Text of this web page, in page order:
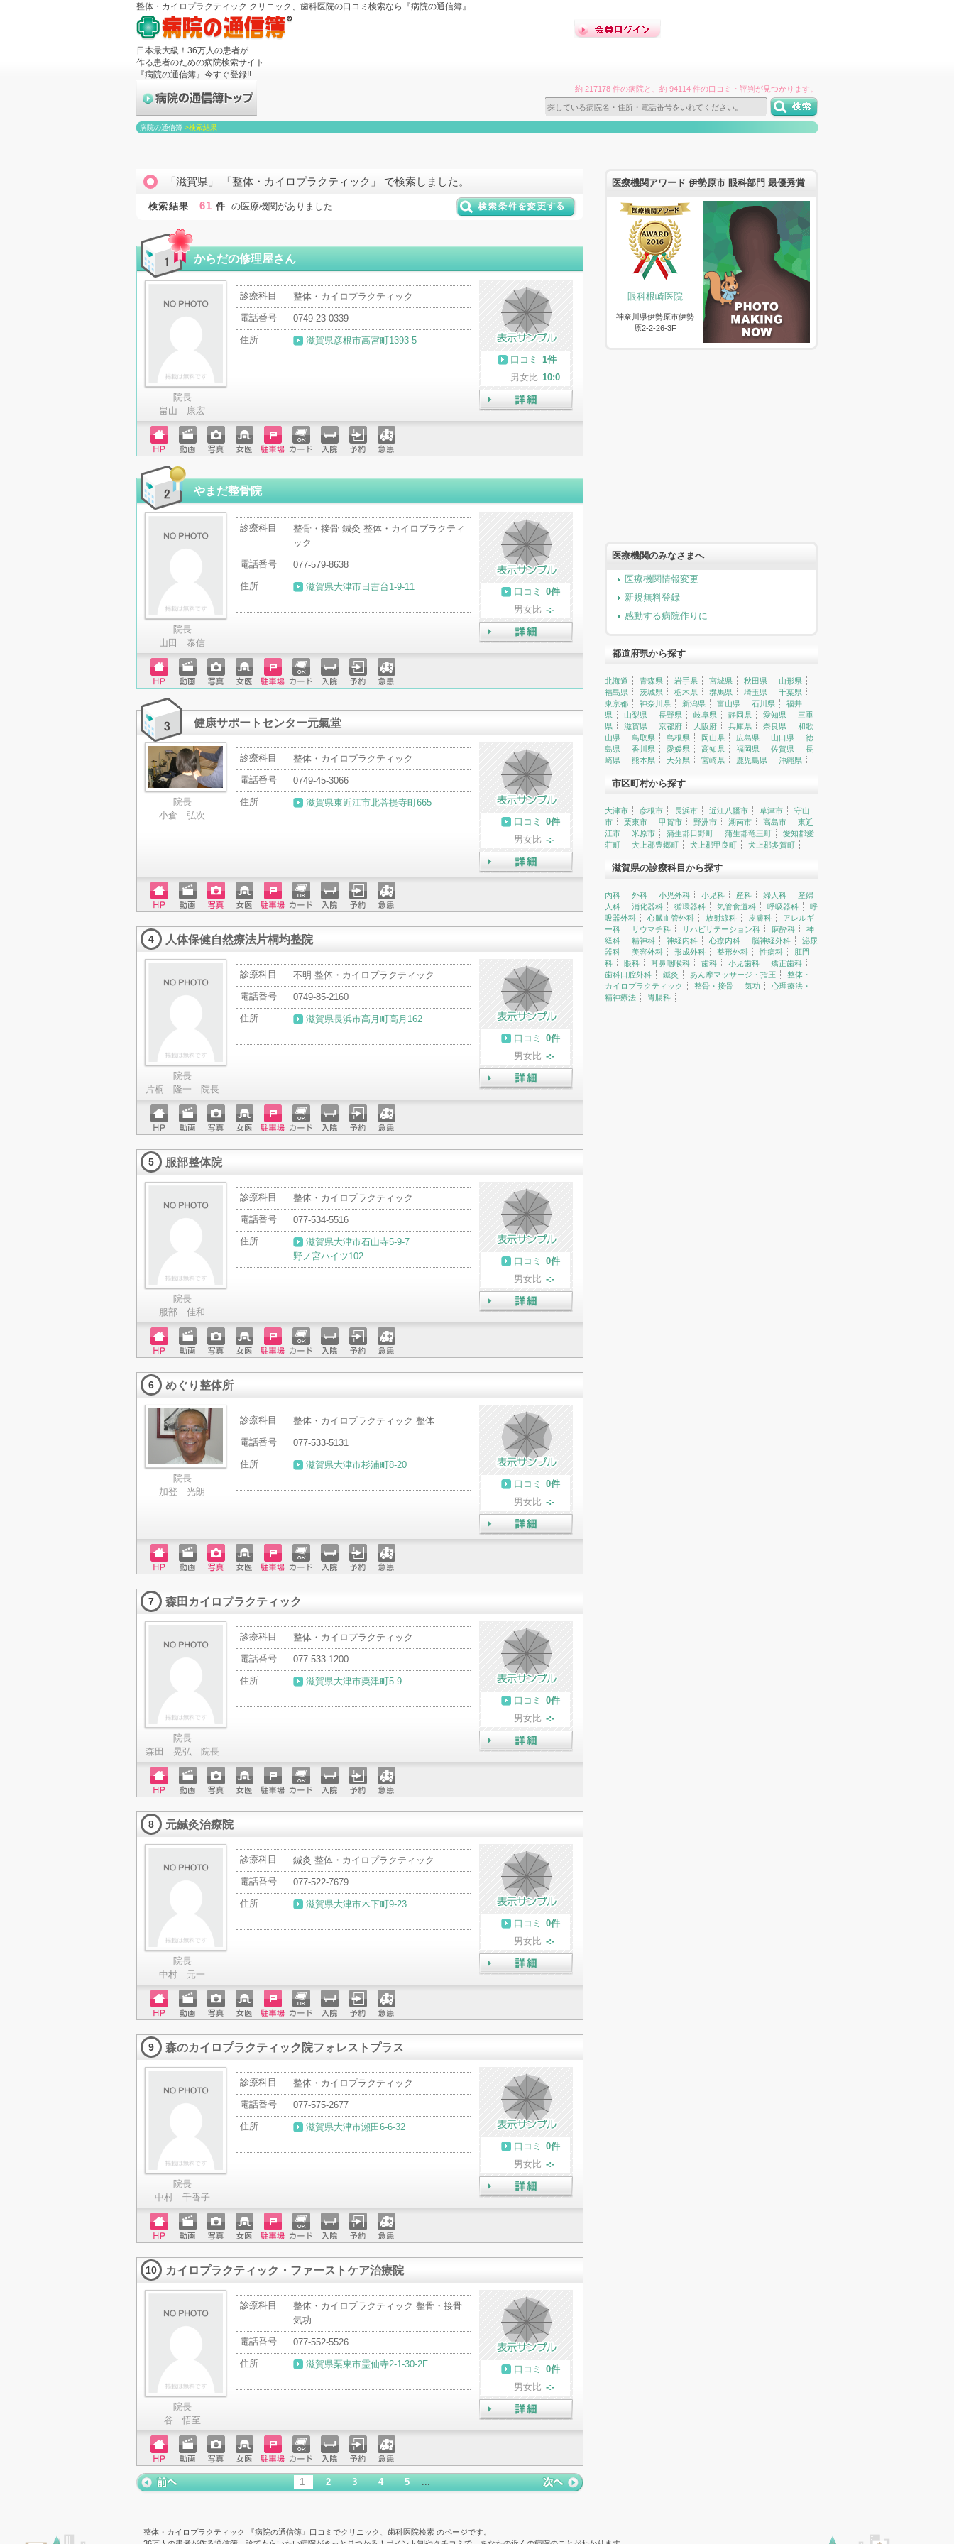
整体・カイロプラクティック クリニック、歯科医院の口コミ検索なら『病院の通信簿』
日本最大級！36万人の患者が
作る患者のための病院検索サイト
『病院の通信簿』今すぐ登録!!
約 217178 件の病院と、約 94114 件の口コミ・評判が見つかります。
病院の通信簿 >検索結果
「滋賀県」 「整体・カイロプラクティック」 で検索しました。
検索結果 61 件 の医療機関がありました
からだの修理屋さん
院長
畠山 康宏
診療科目
整体・カイロプラクティック
電話番号
0749-23-0339
住所
滋賀県彦根市高宮町1393-5
口コミ
1件
男女比 10:0
ホーム
ページ
動画 写真 女医 駐車場クレジ
ード
入院 予約 急患
やまだ整骨院
院長
山田 泰信
診療科目
整骨・接骨 鍼灸 整体・カイロプラクティ
ック
電話番号
077-579-8638
住所
滋賀県大津市日吉台1-9-11 口コミ
0件
男女比 -:-
ホーム
ページ
動画 写真 女医 駐車場クレジ入院 予約 急患
健康サポートセンター元氣堂
院長
小倉 弘次
診療科目
整体・カイロプラクティック
電話番号
0749-45-3066
住所
滋賀県東近江市北菩提寺町665
口コミ
0件
男女比 -:-
詳細
ホーム
ページ
動画 写真 女医 駐車場クレジ
ットカ
ード
入院 予約 急患
4 人体保健自然療法片桐均整院
院長
片桐 隆一 院長
診療科目
不明 整体・カイロプラクティック
電話番号
0749-85-2160
住所
滋賀県長浜市高月町高月162
口コミ
0件
男女比 -:-
ホーム
ページ
動画 写真 女医 駐車場クレジ
ットカ
入院 予約 急患
5 服部整体院
院長
服部 佳和
診療科目
整体・カイロプラクティック
電話番号
077-534-5516
住所
滋賀県大津市石山寺5-9-7
野ノ宮ハイツ102
口コミ
0件
男女比 -:-
ホーム
ページ
動画 写真 女医 駐車場クレジ
ットカ
入院 予約 急患
6 めぐり整体所
院長
加登 光朗
診療科目
整体・カイロプラクティック 整体
電話番号
077-533-5131
住所
滋賀県大津市杉浦町8-20
口コミ
0件
男女比 -:-
詳細
ホーム
ページ
動画 写真 女医 駐車場クレジ
ットカ
ード
入院 予約 急患
7 森田カイロプラクティック
院長
森田 晃弘 院長
診療科目
整体・カイロプラクティック
電話番号
077-533-1200
住所
滋賀県大津市粟津町5-9
口コミ
0件
男女比 -:-
ホーム
ページ
動画 写真 女医 駐車場クレジ
ットカ
入院 予約 急患
8 元鍼灸治療院
院長
中村 元一
診療科目
鍼灸 整体・カイロプラクティック
電話番号
077-522-7679
住所
滋賀県大津市木下町9-23
口コミ
0件
男女比 -:-
ホーム
ページ
動画 写真 女医 駐車場クレジ
ットカ
ード
入院 予約 急患
9 森のカイロプラクティック院フォレストプラス
院長
中村 千香子
診療科目
整体・カイロプラクティック
電話番号
077-575-2677
住所
滋賀県大津市瀬田6-6-32
口コミ
0件
男女比 -:-
ホーム
ページ
動画 写真 女医 駐車場クレジ
ットカ
ード
入院 予約 急患
10 カイロプラクティック・ファーストケア治療院
院長
谷 悟至
診療科目
整体・カイロプラクティック 整骨・接骨
気功
電話番号
077-552-5526
住所
滋賀県栗東市霊仙寺2-1-30-2F 口コミ
0件
男女比 -:-
ホーム
ページ
動画 写真 女医 駐車場クレジ
ットカ
ード
入院 予約 急患
1 2 3 4 5
...
医療機関アワード 伊勢原市 眼科部門 最優秀賞
眼科根崎医院
神奈川県伊勢原市伊勢
原2-2-26-3F
医療機関のみなさまへ
医療機関情報変更
新規無料登録
感動する病院作りに
都道府県から探す
北海道 青森県 岩手県 宮城県 秋田県
山形県
福島県
茨城県 栃木県 群馬県 埼玉県
千葉県
東京都
神奈川県 新潟県 富山県 石川県
福井
県
山梨県 長野県 岐阜県 静岡県 愛知県
三重
県
滋賀県 京都府 大阪府 兵庫県 奈良県
和歌
山県
鳥取県 島根県 岡山県 広島県 山口県
徳
島県
香川県 愛媛県 高知県 福岡県 佐賀県
長
崎県
熊本県 大分県 宮崎県 鹿児島県 沖縄県
市区町村から探す
大津市 彦根市 長浜市 近江八幡市 草津市
守山
市
栗東市 甲賀市 野洲市 湖南市 高島市
東近
江市
米原市 蒲生郡日野町 蒲生郡竜王町
愛知郡愛
荘町
犬上郡豊郷町 犬上郡甲良町 犬上郡多賀町
滋賀県の診療科目から探す
内科 外科 小児外科 小児科 産科 婦人科
産婦
人科
消化器科 循環器科 気管食道科 呼吸器科
呼
吸器外科
心臓血管外科 放射線科 皮膚科
アレルギ
ー科
リウマチ科 リハビリテーション科 麻酔科
神
経科
精神科 神経内科 心療内科 脳神経外科
泌尿
器科
美容外科 形成外科 整形外科 性病科
肛門
科
眼科 耳鼻咽喉科 歯科 小児歯科
矯正歯科
歯科口腔外科
鍼灸 あん摩マッサージ・指圧
整体・
カイロプラクティック
整骨・接骨 気功
心理療法・
精神療法
胃腸科
整体・カイロプラクティック 『病院の通信簿』口コミでクリニック、歯科医院検索 のページです。